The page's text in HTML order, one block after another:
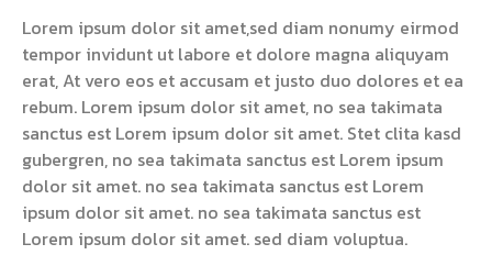
Lorem ipsum dolor sit amet,sed diam nonumy eirmod
tempor invidunt ut labore et dolore magna aliquyam
erat, At vero eos et accusam et justo duo dolores et ea
rebum. Lorem ipsum dolor sit amet, no sea takimata
sanctus est Lorem ipsum dolor sit amet. Stet clita kasd
gubergren, no sea takimata sanctus est Lorem ipsum
dolor sit amet. no sea takimata sanctus est Lorem
ipsum dolor sit amet. no sea takimata sanctus est
Lorem ipsum dolor sit amet. sed diam voluptua.